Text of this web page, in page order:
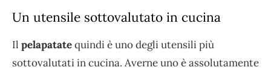
Un utensile sottovalutato in cucina
Il pelapatatequindi è uno degli utensili più
sottovalutati in cucina. Averne uno è assolutamente